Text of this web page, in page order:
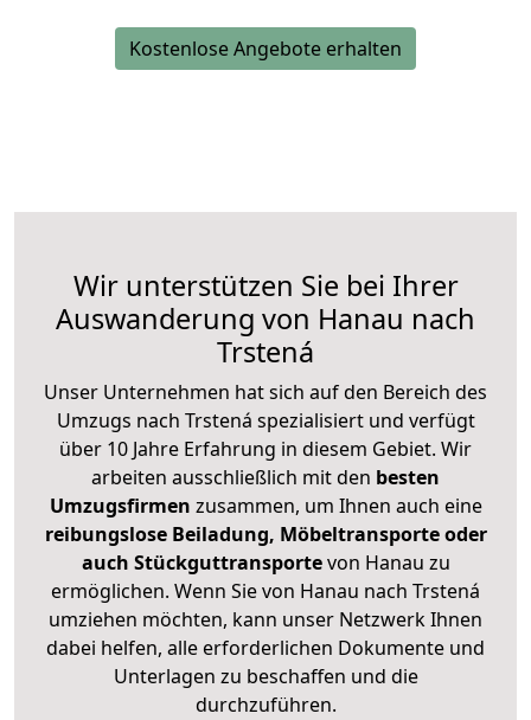
Kostenlose Angebote erhalten
Wir unterstützen Sie bei Ihrer
Auswanderung von Hanau nach
Trstená
Unser Unternehmen hat sich auf den Bereich des
Umzugs nach Trstená spezialisiert und verfügt
über 10 Jahre Erfahrung in diesem Gebiet. Wir
arbeiten ausschließlich mit den besten
Umzugsfirmen zusammen, um Ihnen auch eine
reibungslose Beiladung, Möbeltransporte oder
auch Stückguttransportevon Hanau zu
ermöglichen. Wenn Sie von Hanau nach Trstená
umziehen möchten, kann unser Netzwerk Ihnen
dabei helfen, alle erforderlichen Dokumente und
Unterlagen zu beschaffen und die
durchzuführen.